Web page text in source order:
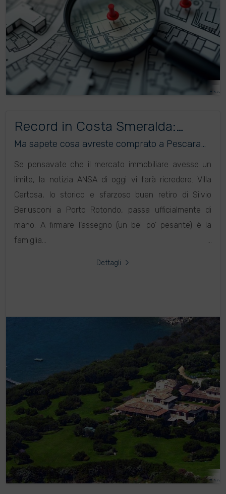
Record in Costa Smeralda:
venduta Villa Certosa!
Ma sapete cosa avreste comprato a Pescara
Se pensavate che il mercato immobiliare avesse un
limite, la notizia ANSA di oggi vi farà ricredere. Villa
Certosa, lo storico e sfarzoso buen retiro di Silvio
Berlusconi a Porto Rotondo, passa ufficialmente di
mano. A firmare l’assegno (un bel po' pesante) è la
famiglia...
Dettagli